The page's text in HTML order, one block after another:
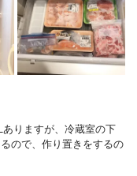
りますが、冷蔵室の下
ので、作り置きをするの